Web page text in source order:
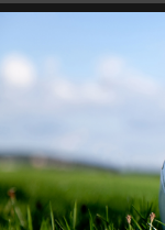
оффер